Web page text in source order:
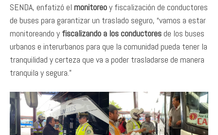
SENDA, enfatizó el monitoreoy fiscalización de conductores
de buses para garantizar un traslado seguro, “vamos a estar
monitoreando y fiscalizando a los conductoresde los buses
urbanos e interurbanos para que la comunidad pueda tener la
tranquilidad y certeza que va a poder trasladarse de manera
tranquila y segura.”